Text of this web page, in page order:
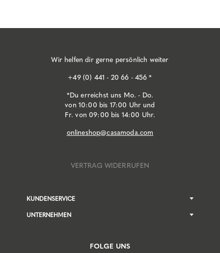
Wir helfen dir gerne persönlich weiter
+49 (0) 441 - 20 66 - 456 *
*Du erreichst uns Mo. - Do.
von 10:00 bis 17:00 Uhr und
Fr. von 09:00 bis 14:00 Uhr.
onlineshop@casamoda.com
VERTRAG WIDERRUFEN
KUNDENSERVICE
UNTERNEHMEN
FOLGE UNS